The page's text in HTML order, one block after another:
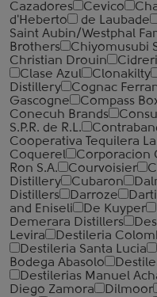
Cazadores Cevico
d'Heberto
de Laubade
Saint Aubin/Westphal
Brothers
Chiyomusubi
Christian Drouin
Clase Azul
Clonakilty
Distillery
Cognac
Gascogne
Compass
Conecuh Brands
S.P.R. de R.L.
Cooperativa Tequilera
Coquerel
Corporacion
Ron S.A.
Courvoisier
Distillery
Cubaron
Distillers
Darroze
and Eniseli
De Kuyper
Demerara Distillers
Levira
Destileria
Destileria Santa Lucia
Bodega Abasolo
Destilerias Manuel
Diego Zamora
Dilmoor